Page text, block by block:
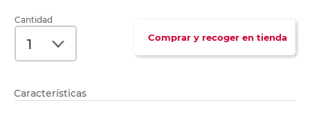
Cantidad
Comprar y recoger en tienda
Características